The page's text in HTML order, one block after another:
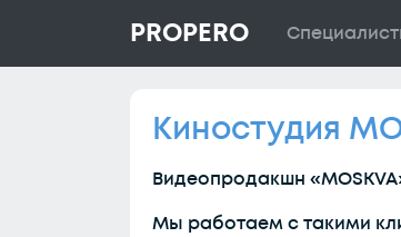
PROPERO
Киностудия
Видеопродакшн
Мы работаем с такими